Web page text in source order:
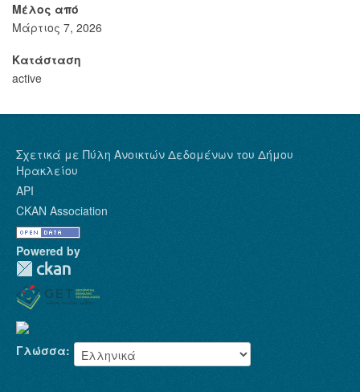
Μέλος από
Μάρτιος 7, 2026
Κατάσταση
active
Σχετικά με Πύλη Ανοικτών Δεδομένων του Δήμου
Ηρακλείου
API
CKAN Association
Powered by
Γλώσσα